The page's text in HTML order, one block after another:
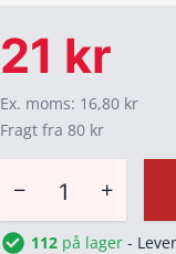
21 kr
Ex. moms: 16,80 kr
Fragt fra 80 kr
− +
112 på lager -